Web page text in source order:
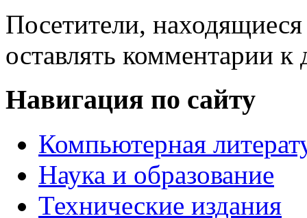
Посетители,
оставлять комментарии к
Навигация по сайту
Компьютерная
Наука и образование
Технические издания